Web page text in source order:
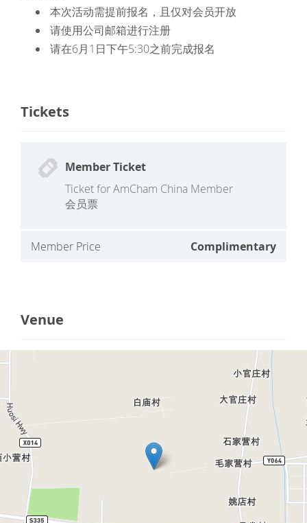
本次活动需提前报名，且仅对会员开放
请使用公司邮箱进行注册
请在6月1日下午5:30之前完成报名
Tickets
Member Ticket
Ticket for AmCham China Member
会员票
Member Price Complimentary
Venue